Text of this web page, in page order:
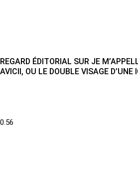
REGARD ÉDITORIAL SUR JE
AVICII, OU LE DOUBLE VISAGE D’UNE